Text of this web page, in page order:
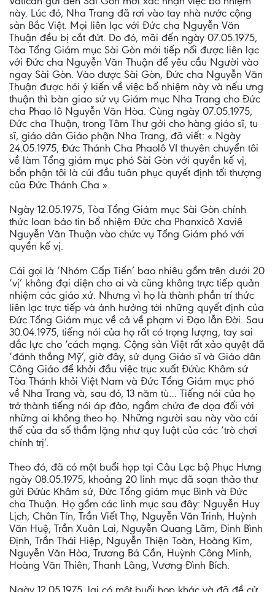
này. Lúc đó, Nha Trang đã rơi vào tay nhà nước cộng
sản Bắc Việt. Mọi liên lạc với Ðức cha Nguyễn Văn
Thuận đều bị cắt đứt. Do đó, mãi đến ngày 07.05.1975,
Tòa Tổng Giám mục Sài Gòn mới tiếp nối được liên lạc
với Ðức cha Nguyễn Văn Thuận để yêu cầu Người vào
ngay Sài Gòn. Vào được Sài Gòn, Ðức cha Nguyễn Văn
Thuận được hỏi ý kiến về việc bổ nhiệm này và nếu ưng
thuận thì bàn giao sứ vụ Giám mục Nha Trang cho Ðức
cha Phao lô Nguyễn Văn Hòa. Cùng ngày 07.05.1975,
Đức cha Thuận, trong Tâm Thư gởi cho hàng giáo sĩ, tu
sĩ, giáo dân Giáo phận Nha Trang, đã viết: « Ngày
24.05.1975, Đức Thánh Cha Phaolô VI thuyên chuyển tôi
về làm Tổng giám mục phó Sài Gòn với quyền kế vị,
bổn phận tôi là cúi đầu tuân phục quyết định tối thượng
của Đức Thánh Cha ».
Ngày 12.05.1975, Tòa Tổng Giám mục Sài Gòn chính
thức loan báo tin bổ nhiệm Ðức cha Phanxicô Xaviê
Nguyễn Văn Thuận vào chức vụ Tổng Giám phó với
quyền kế vị.
Cái gọi là ‘Nhóm Cấp Tiến’ bao nhiêu gồm trên dưới 20
‘vị’ không đại diện cho ai và cũng không trực tiếp quản
nhiệm các giáo xứ. Nhưng vì họ là thành phần trí thức
liên lạc trực tiếp và ảnh hưởng tới những quyết định của
Ðức Tổng Giám mục về cả về phạm vi Đạo lẫn Đời. Sau
30.04.1975, tiếng nói của họ rất có trọng lượng, tay sai
đắc lực cho ‘cách mạng. Cộng sản Việt rất xảo quyệt đã
‘đánh thắng Mỹ’, giờ đây, sử dụng Giáo sĩ và Giáo dân
Công Giáo để khởi đầu việc trục xuất Ðứùc Khâm sứ
Tòa Thánh khỏi Việt Nam và Ðức Tổng Giám mục phó
về Nha Trang và, sau đó, 13 năm tù… Tiếng nói của họ
trở thành tiếng nói áp đảo, ngầm chứa đe dọa đối với
những ai không theo họ. Những người sau này vào cái
thế của đa số thầm lặng như quy luật của các ‘trò chơi
chính trị’.
Theo đó, đã có một buổi họp tại Câu Lạc bộ Phục Hưng
ngày 08.05.1975, khoảng 20 linh mục đã soạn thảo thư
gửi Ðứùc Khâm sứ, Ðức Tổng giám mục Bình và Đức
cha Thuận. Họ gồm các linh mục sau đây: Nguyễn Huy
Lịch, Chân Tín, Trần Viết Thọ, Nguyễn Văn Trinh, Huỳnh
Văn Huệ, Trần Xuân Lai, Nguyễn Quang Lãm, Đinh Bình
Ðịnh, Trần Thái Hiệp, Nguyễn Thiện Toàn, Hoàng Kim,
Nguyễn Văn Hòa, Trương Bá Cần, Huỳnh Công Minh,
Hoàng Văn Thiên, Thanh Lãng, Vương Đình Bích.
Ngày 12.05.1975, lại có một buổi họp khác và đã đề cử